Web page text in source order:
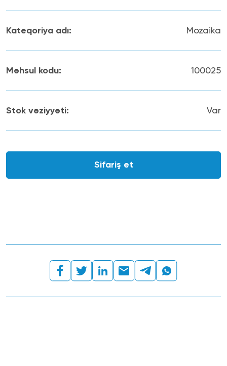
Kateqoriya adı: Mozaika
Məhsul kodu: 100025
Stok vəziyyəti: Var
Sifariş et